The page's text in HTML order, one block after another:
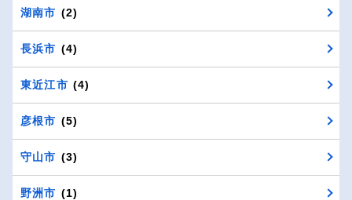
湖南市 (2)
長浜市 (4)
東近江市 (4)
彦根市 (5)
守山市 (3)
野洲市 (1)